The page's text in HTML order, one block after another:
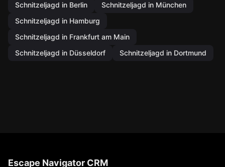
Schnitzeljagd in Berlin
Schnitzeljagd in München
Schnitzeljagd in Hamburg
Schnitzeljagd in Frankfurt am Main
Schnitzeljagd in Düsseldorf
Schnitzeljagd in Dortmund
Escape Navigator CRM